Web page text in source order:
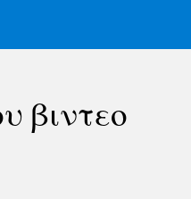
βιντεο